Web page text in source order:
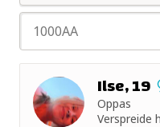
Oppas
Huishoudelijke hulp
Ilse, 19
Oppas
Verspreide